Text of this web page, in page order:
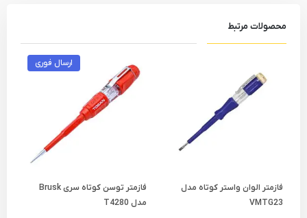
محصولات مرتبط
فازمتر الوان واستر کوتاه مدل
VMTG23
ارسال فوری
فازمتر توسن کوتاه سری Brusk
مدل T4280